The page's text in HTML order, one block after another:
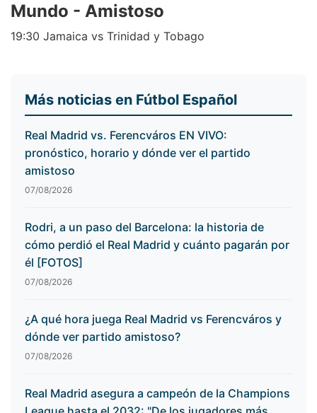
Mundo - Amistoso
19:30 Jamaica vs Trinidad y Tobago
Más noticias en Fútbol Español
Real Madrid vs. Ferencváros EN VIVO:
pronóstico, horario y dónde ver el partido
amistoso
07/08/2026
Rodri, a un paso del Barcelona: la historia de
cómo perdió el Real Madrid y cuánto pagarán por
él [FOTOS]
07/08/2026
¿A qué hora juega Real Madrid vs Ferencváros y
dónde ver partido amistoso?
07/08/2026
Real Madrid asegura a campeón de la Champions